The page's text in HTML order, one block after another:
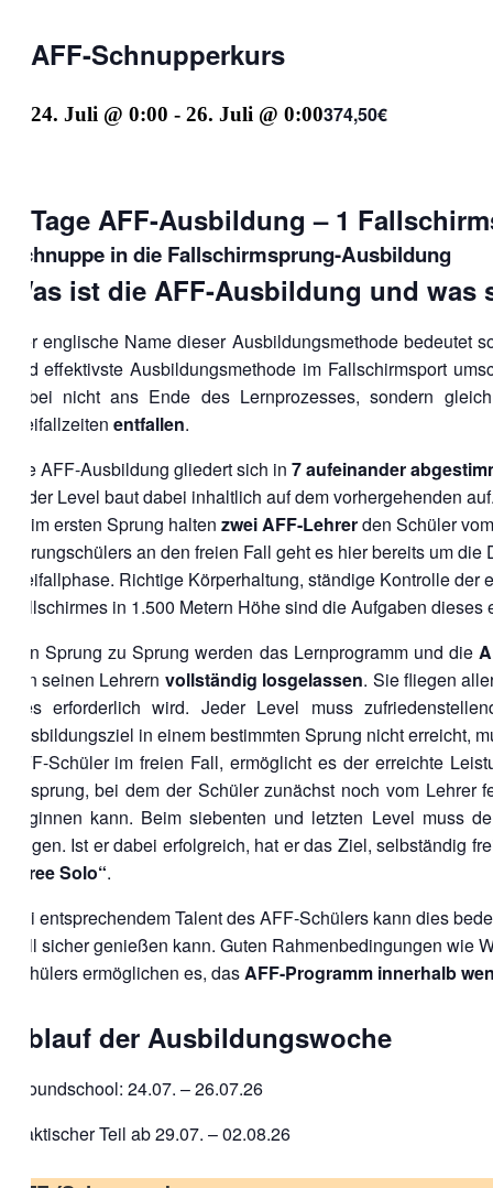
AFF-Schnupperkurs
24. Juli @ 0:00 - 26. Juli @ 0:00374,50€
3 Tage AFF-Ausbildung – 1
Schnuppe in die Fallschirmsprung-Ausbildung
Was ist die AFF-Ausbildung und
Der englische Name dieser Ausbildungsmethode bedeutet
und effektivste Ausbildungsmethode im Fallschirmsport
dabei nicht ans Ende des Lernprozesses, sondern
Freifallzeiten entfallen.
Die AFF-Ausbildung gliedert sich in 7 aufeinander
Jeder Level baut dabei inhaltlich auf dem vorhergehenden
Beim ersten Sprung halten zwei AFF-Lehrerden Schüler
Sprungschülers an den freien Fall geht es hier bereits um
Freifallphase. Richtige Körperhaltung, ständige Kontrolle
Fallschirmes in 1.500 Metern Höhe sind die Aufgaben dieses
Von Sprung zu Sprung werden das Lernprogramm und die
von seinen Lehrern vollständig losgelassen. Sie fliegen
dies erforderlich wird. Jeder Level muss
Ausbildungsziel in einem bestimmten Sprung nicht
AFF-Schüler im freien Fall, ermöglicht es der erreichte
Absprung, bei dem der Schüler zunächst noch vom
beginnen kann. Beim siebenten und letzten Level muss
zeigen. Ist er dabei erfolgreich, hat er das Ziel, selbständig
„Free Solo“.
Bei entsprechendem Talent des AFF-Schülers kann dies
Fall sicher genießen kann. Guten Rahmenbedingungen
Schülers ermöglichen es, dasAFF-Programm innerhalb
Ablauf der Ausbildungswoche
Groundschool: 24.07. – 26.07.26
praktischer Teil ab 29.07. – 02.08.26